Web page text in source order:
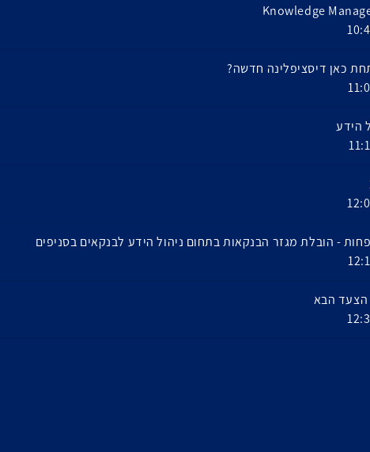
Knowledge
הידע
- הובלת מגזר הבנקאות בתחום ניהול הידע לבנקאים בסניפים
הצעד הבא